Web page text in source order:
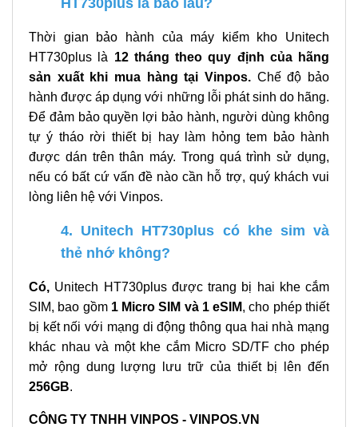
Thời gian bảo hành của máy kiểm kho Unitech
HT730plus là 12 tháng theo quy định của hãng
sản xuất khi mua hàng tại Vinpos. Chế độ bảo
hành được áp dụng với những lỗi phát sinh do hãng.
Để đảm bảo quyền lợi bảo hành, người dùng không
tự ý tháo rời thiết bị hay làm hỏng tem bảo hành
được dán trên thân máy. Trong quá trình sử dụng,
nếu có bất cứ vấn đề nào cần hỗ trợ, quý khách vui
lòng liên hệ với Vinpos.
4. Unitech HT730plus có khe sim và
thẻ nhớ không?
Có, Unitech HT730plus được trang bị hai khe cắm
SIM, bao gồm 1 Micro SIM và 1 eSIM, cho phép thiết
bị kết nối với mạng di động thông qua hai nhà mạng
khác nhau và một khe cắm Micro SD/TF cho phép
mở rộng dung lượng lưu trữ của thiết bị lên đến
256GB.
CÔNG TY TNHH VINPOS - VINPOS.VN